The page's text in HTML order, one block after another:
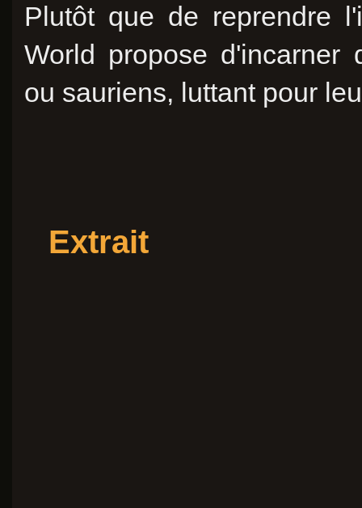
Plutôt que de reprendre
World propose d'incarner
ou sauriens, luttant pour
Extrait